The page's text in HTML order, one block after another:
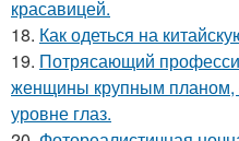
красавицей.
18. Как одеться на
19. Потрясающий
женщины крупным планом,
уровне глаз.